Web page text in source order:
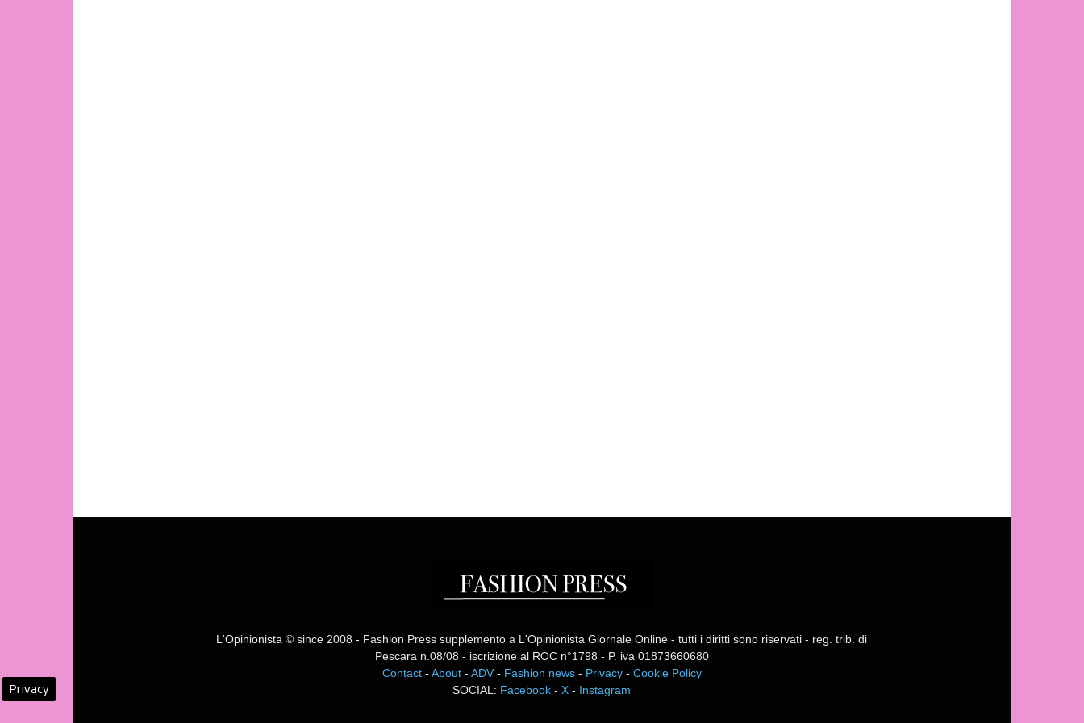
L'Opinionista © since 2008 - Fashion Press supplemento a L'Opinionista Giornale Online - tutti i diritti sono riservati - reg. trib. di
Pescara n.08/08 - iscrizione al ROC n°1798 - P. iva 01873660680
Contact- About- ADV- Fashion news- Privacy- Cookie Policy
SOCIAL: Facebook -X - Instagram
Privacy